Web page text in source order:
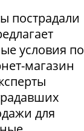
пострадали
условия по
магазин
для